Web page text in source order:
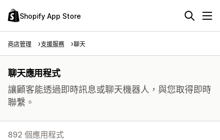
Shopify App Store
商店管理 支援服務 聊天
聊天應用程式
讓顧客能透過即時訊息或聊天機器人，與您取得即時
聯繫。
892 個應用程式